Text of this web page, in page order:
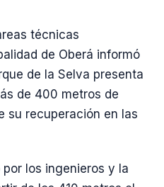
técnicas
de Oberá informó
de la Selva presenta
de 400 metros de
su recuperación en las
los ingenieros y la